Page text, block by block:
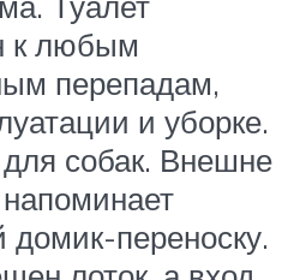
к любым
перепадам,
и уборке.
собак. Внешне
домик-переноску.